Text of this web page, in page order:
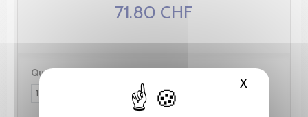
XMasquer
71.80 CHF
Quantité :